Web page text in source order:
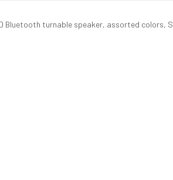
Bluetooth turnable speaker, assorted colors,